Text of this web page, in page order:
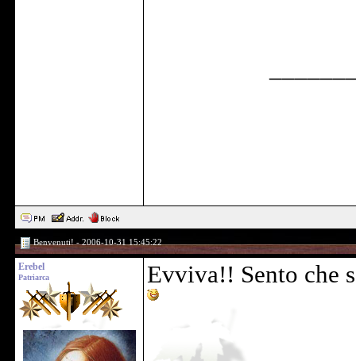
Benvenuti! - 2006-10-31 15:45:22
Erebel
Patriarca Evviva!! Sento che